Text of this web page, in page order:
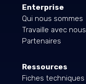
Enterprise
Qui nous sommes
Travaille avec nous
Partenaires
Ressources
Fiches techniques